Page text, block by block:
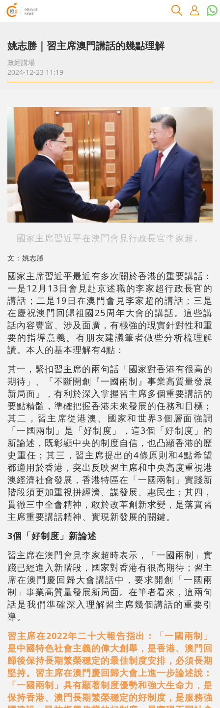
姚志勝｜習主席澳門講話的幾點理解
政經講場
2024-12-23 11:19
國家主席習近平在澳門會見行政長官李家超。
文：姚志勝
國家主席習近平最近有多次關於香港的重要講話：
一是12月13日會見赴京述職的李家超行政長官的
講話；二是19日在澳門會見李家超的講話；三是
在慶祝澳門回歸祖國25周年大會的講話。這些講
話內容豐富、涉及面廣，有極強的現實針對性和重
要的指導意義。有朋友建議筆者做些分析梳理解
讀。本人的基本理解有4點：
其一，緊扣習主席的兩句話「國家對香港有很高的
期待」、「不斷開創『一國兩制』事業高質量發展
新局面」，有利於深入掌握習主席多個重要講話的
要點精髓，準確把握香港未來發展的任務和目標；
其二，習主席從港澳、國家和世界3個層面強調
「一國兩制」是「好制度」，這3個「好制度」的
新論述，既彰顯中央的制度自信，也凸顯香港的歷
史重任；其三，習主席提出的4條原則和4點希望
都適用於香港，突出反映習主席和中央高度重視港
澳經濟社會發展，香港特區在「一國兩制」實踐新
階段須更加重視拼經濟、謀發展、惠民生；其四，
貫徹三中全會精神，敢於改革創新求變，是落實習
主席重要講話精神、實現新發展的關鍵。
3個「好制度」新論述
習主席在澳門會見李家超時表示，「一國兩制」實
踐已經進入新階段，國家對香港有很高期待；習主
席在澳門慶回歸大會講話中，要求開創「一國兩
制」事業高質量發展新局面。在筆者看來，這兩句
話是我們準確深入理解習主席幾個講話的重要引
導。
習主席在2022年二十大報告指出：「一國兩制」
是中國特色社會主義的偉大創舉，是香港、澳門回
歸後保持長期繁榮穩定的最佳制度安排，必須長期
堅持。習主席在澳門慶回歸大會上進一步論述說：
「一國兩制」具有顯著制度優勢和強大生命力，是
保持香港、澳門長期繁榮穩定的好制度，是服務強